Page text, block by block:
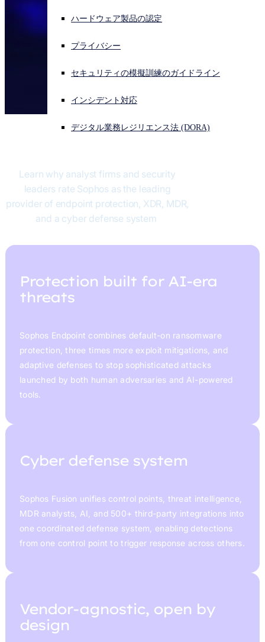
サイバー攻撃を受けている場合、連絡先はこちら
サインイン
ハードウェア製品の認定
プライバシー
セキュリティの模擬訓練のガイドライン
インシデント対応
デジタル業務レジリエンス法 (DORA)
Learn why analyst firms and security
leaders rate Sophos as the leading
provider of endpoint protection, XDR, MDR,
and a cyber defense system
Protection built for AI-era
threats
Sophos Endpoint combines default-on ransomware
protection, three times more exploit mitigations, and
adaptive defenses to stop sophisticated attacks
launched by both human adversaries and AI-powered
tools.
Cyber defense system
Sophos Fusion unifies control points, threat intelligence,
MDR analysts, AI, and 500+ third-party integrations into
one coordinated defense system, enabling detections
from one control point to trigger response across others.
Vendor-agnostic, open by
design